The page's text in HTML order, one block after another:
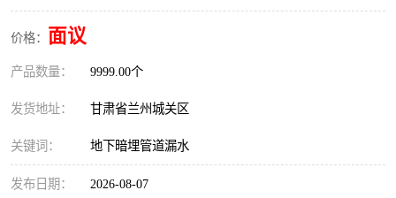
价格： 面议
产品数量： 9999.00个
发货地址： 甘肃省兰州城关区
关键词： 地下暗埋管道漏水
发布日期： 2026-08-07